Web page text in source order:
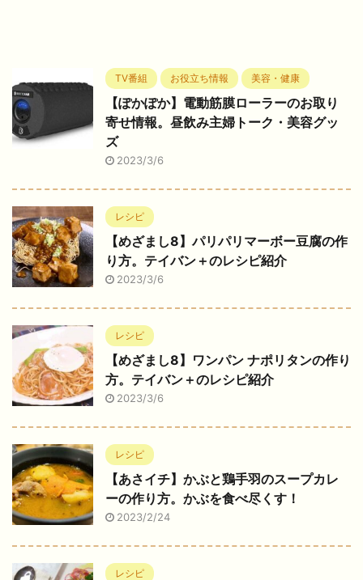
TV番組 お役立ち情報 美容・健康
【ぽかぽか】電動筋膜ローラーのお取り
寄せ情報。昼飲み主婦トーク・美容グッ
ズ
2023/3/6
レシピ
【めざまし8】パリパリマーボー豆腐の作
り方。テイバン＋のレシピ紹介
2023/3/6
レシピ
【めざまし8】ワンパン ナポリタンの作り
方。テイバン＋のレシピ紹介
2023/3/6
レシピ
【あさイチ】かぶと鶏手羽のスープカレ
ーの作り方。かぶを食べ尽くす！
2023/2/24
レシピ